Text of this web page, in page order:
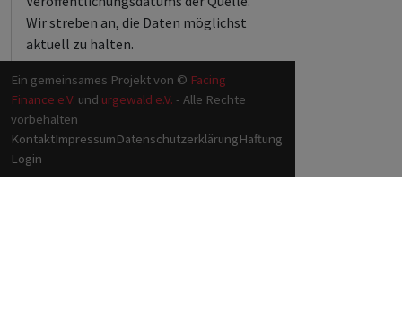
Wir streben an, die Daten möglichst
aktuell zu halten.
Ein gemeinsames Projekt von © Facing
Finance e.V. und urgewald e.V. - Alle Rechte
vorbehalten
KontaktImpressumDatenschutzerklärungHaftung
Login